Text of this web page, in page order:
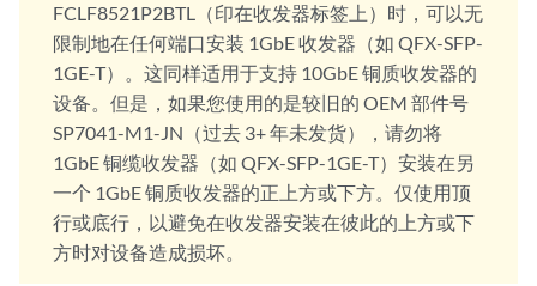
FCLF8521P2BTL（印在收发器标签上）时，可以无
限制地在任何端口安装 1GbE 收发器（如 QFX-SFP-
1GE-T）。这同样适用于支持 10GbE 铜质收发器的
设备。但是，如果您使用的是较旧的 OEM 部件号
SP7041-M1-JN（过去 3+ 年未发货），请勿将
1GbE 铜缆收发器（如 QFX-SFP-1GE-T）安装在另
一个 1GbE 铜质收发器的正上方或下方。仅使用顶
行或底行，以避免在收发器安装在彼此的上方或下
方时对设备造成损坏。